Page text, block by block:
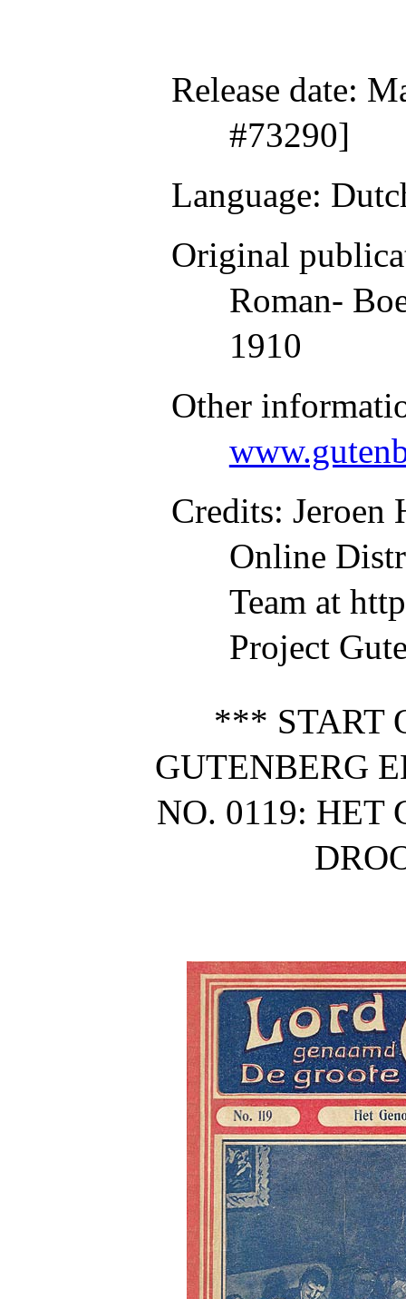
Release date:
#73290]
Language:
Original
Roman-
1910
Other
Credits: Jeroen
Online
Team at
Project
*** START
GUTENBERG
NO. 0119: HET